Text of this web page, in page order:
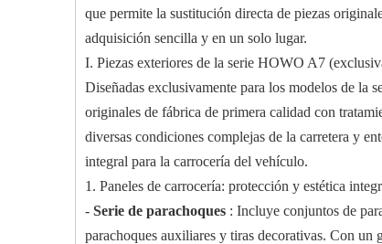
que permite la sustitución directa de piezas
adquisición sencilla y en un solo lugar.
I. Piezas exteriores de la serie HOWO A7
Diseñadas exclusivamente para los modelos de la
originales de fábrica de primera calidad con
diversas condiciones complejas de la carretera y
integral para la carrocería del vehículo.
1. Paneles de carrocería: protección y estética
- Serie de parachoques : Incluye conjuntos de
parachoques auxiliares y tiras decorativas. Con un